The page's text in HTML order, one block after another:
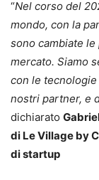
“Nel corso del
mondo, con la
sono cambiate
mercato. Siamo
con le
nostri partner, e
dichiarato
di Le Village by
di startup